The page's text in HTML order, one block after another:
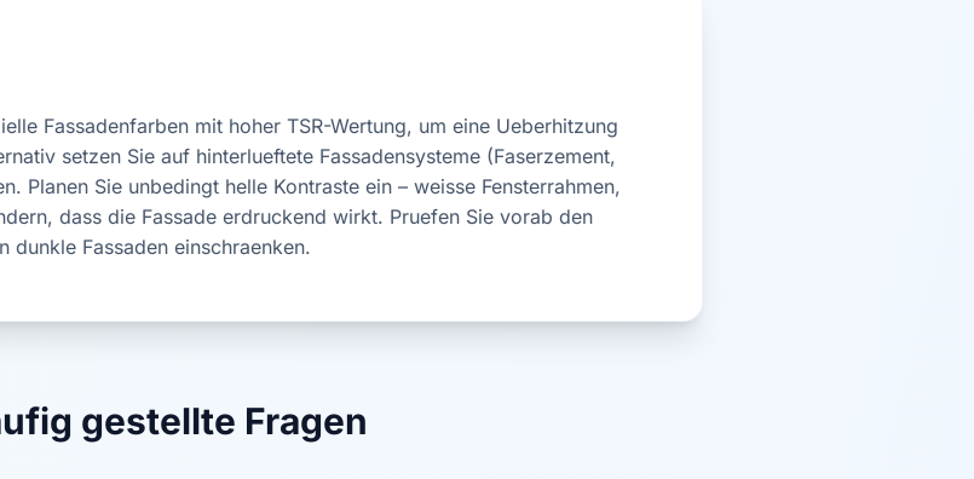
Fassadenfarben mit hoher TSR-Wertung, um eine Ueberhitzung
setzen Sie auf hinterlueftete Fassadensysteme (Faserzement,
Planen Sie unbedingt helle Kontraste ein – weisse Fensterrahmen,
dass die Fassade erdruckend wirkt. Pruefen Sie vorab den
dunkle Fassaden einschraenken.
gestellte Fragen